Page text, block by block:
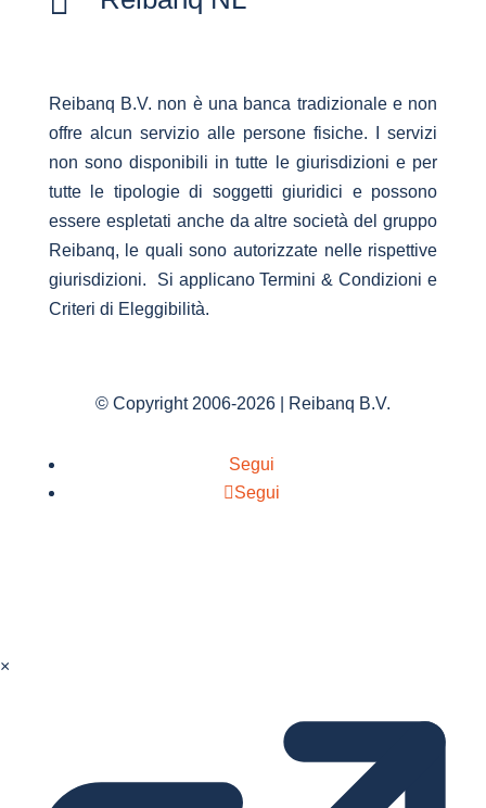
Reibanq B.V. non è una banca tradizionale e non
offre alcun servizio alle persone fisiche. I servizi
non sono disponibili in tutte le giurisdizioni e per
tutte le tipologie di soggetti giuridici e possono
essere espletati anche da altre società del gruppo
Reibanq, le quali sono autorizzate nelle rispettive
giurisdizioni. Si applicano Termini & Condizioni e
Criteri di Eleggibilità.
© Copyright 2006-2026 | Reibanq B.V.
Segui
Segui
×